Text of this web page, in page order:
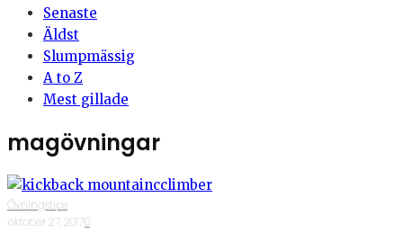
Senaste
Äldst
Slumpmässig
A to Z
Mest gillade
magövningar
Övningstips
·oktober 27, 2017·0